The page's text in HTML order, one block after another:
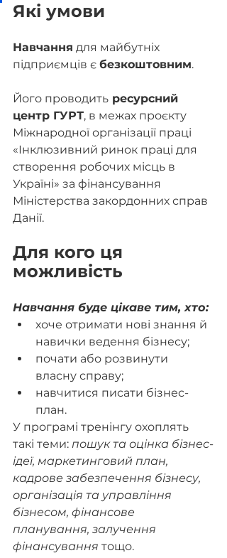
Які умови
Навчання для майбутніх
підприємців є безкоштовним.
Його проводить ресурсний
центр ГУРТ, в межах проєкту
Міжнародної організації праці
«Інклюзивний ринок праці для
створення робочих місць в
Україні» за фінансування
Міністерства закордонних справ
Данії.
Для кого ця
можливість
Навчання буде цікаве тим, хто:
хоче отримати нові знання й
навички ведення бізнесу;
почати або розвинути
власну справу;
навчитися писати бізнес-
план.
У програмі тренінгу охоплять
такі теми: пошук та оцінка бізнес-
ідеї, маркетинговий план,
кадрове забезпечення бізнесу,
організація та управління
бізнесом, фінансове
планування, залучення
фінансування тощо.